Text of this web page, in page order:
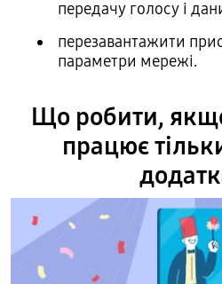
передачу голосу і
перезавантажити
параметри мережі.
Що робити,
працює